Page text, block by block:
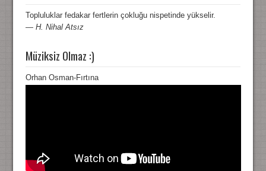
Topluluklar fedakar fertlerin çokluğu nispetinde yükselir.
— H. Nihal Atsız
Müziksiz Olmaz :)
Orhan Osman-Fırtına